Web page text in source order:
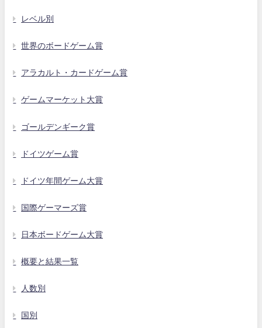
レベル別
世界のボードゲーム賞
アラカルト・カードゲーム賞
ゲームマーケット大賞
ゴールデンギーク賞
ドイツゲーム賞
ドイツ年間ゲーム大賞
国際ゲーマーズ賞
日本ボードゲーム大賞
概要と結果一覧
人数別
国別